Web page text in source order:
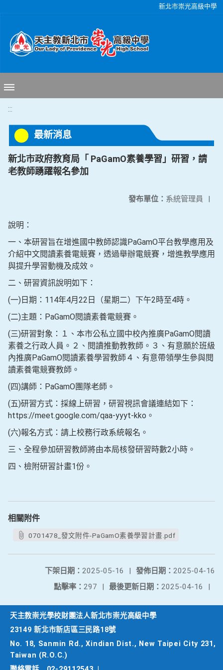
新北市崇光高級中學
:::
最新消息
新北市政府教育局「 PaGamO素養學習」研習，請
老教師踴躍報名參加
發布單位： 系統管理員 |
說明：
一、本研習旨在增進國中教師認識PaGamO平台教學應用及
介紹中文閱讀素養電競賽，透過舉辦電競賽，增進教學應用
與提升學習動機及成效。
二、研習資訊說明如下：
(一)日期：114年4月22日（星期二）下午2時至4時。
(二)主題：PaGamO閱讀素養電競賽。
(三)研習對象：１、本市公私立國中校內推廣PaGamO閱讀
素養之行政人員。２、閱讀推動教教師。３、有意願於班級
內推廣PaGamO閱讀素養學習教師４、有意帶領學生參與閱
讀素養電競賽教師。
(四)講師：PaGamO團隊老師。
(五)研習方式：採線上研習，研習視訊會議連結如下：
https://meet.google.com/qaa-yyyt-kko。
(六)報名方式：請上校務行政系統報名。
三、全程參加研習教師將由本局核發研習時數2小時。
四、檢附研習計畫1份。
相關附件
0701478_發文附件-PaGamO素養學習計畫.pdf
發佈日期： 2025-04-16
下架日期： 2025-05-16
|
最後更新日期： 2025-04-16 |
點擊率： 297 |
天主教崇光學校財團法人新北市崇光高級中學
23149 新北市新店區三民路18號
No. 18, Sanmin Rd., Xindian Dist., New Taipei City 231,
Taiwan (R.O.C.)